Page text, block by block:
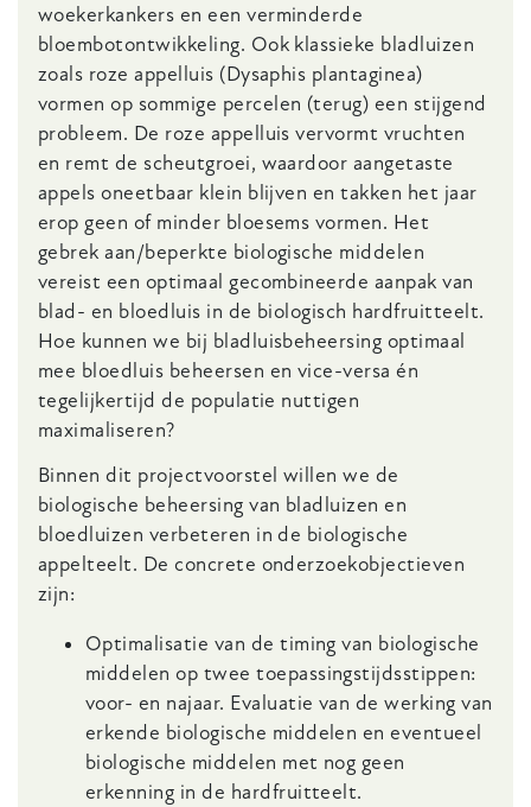
woekerkankers en een verminderde
bloembotontwikkeling. Ook klassieke bladluizen
zoals roze appelluis (Dysaphis plantaginea)
vormen op sommige percelen (terug) een stijgend
probleem. De roze appelluis vervormt vruchten
en remt de scheutgroei, waardoor aangetaste
appels oneetbaar klein blijven en takken het jaar
erop geen of minder bloesems vormen. Het
gebrek aan/beperkte biologische middelen
vereist een optimaal gecombineerde aanpak van
blad- en bloedluis in de biologisch hardfruitteelt.
Hoe kunnen we bij bladluisbeheersing optimaal
mee bloedluis beheersen en vice-versa én
tegelijkertijd de populatie nuttigen
maximaliseren?
Binnen dit projectvoorstel willen we de
biologische beheersing van bladluizen en
bloedluizen verbeteren in de biologische
appelteelt. De concrete onderzoekobjectieven
zijn:
Optimalisatie van de timing van biologische
middelen op twee toepassingstijdsstippen:
voor- en najaar. Evaluatie van de werking van
erkende biologische middelen en eventueel
biologische middelen met nog geen
erkenning in de hardfruitteelt.